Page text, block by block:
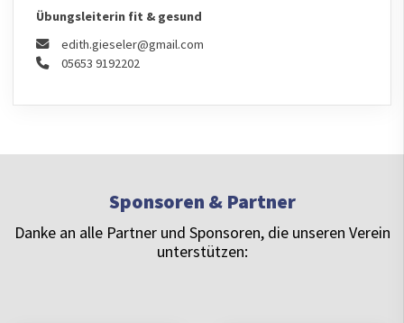
Übungsleiterin fit & gesund
edith.gieseler@gmail.com
05653 9192202
Sponsoren & Partner
Danke an alle Partner und Sponsoren, die unseren Verein
unterstützen: